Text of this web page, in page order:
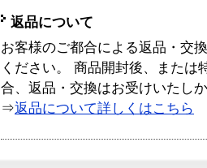
返品について
お客様のご都合による返品・交
ください。 商品開封後、または
合、返品・交換はお受けいたし
⇒返品について詳しくはこちら